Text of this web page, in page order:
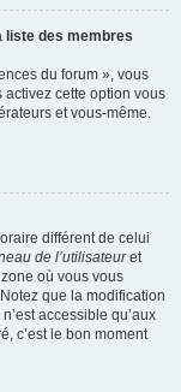
liste des membres
du forum », vous
activez cette option vous
et vous-même.
différent de celui
de l’utilisateuret
où vous vous
que la modification
accessible qu’aux
c’est le bon moment